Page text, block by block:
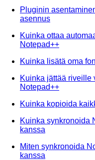
Pluginin
asennus
Kuinka ottaa
Notepad++
Kuinka lisätä oma
Kuinka jättää riveille
Notepad++
Kuinka kopioida
Kuinka synkronoida
kanssa
Miten synkronoida
kanssa